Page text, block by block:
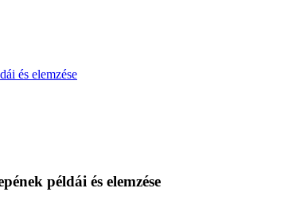
és elemzése
példái és elemzése